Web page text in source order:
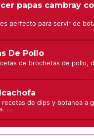
papas cambray
perfecto para servir de
De Pollo
de brochetas de pollo,
recetas de dips y botanea a
...